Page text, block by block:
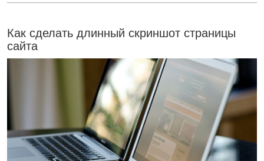
Как сделать длинный скриншот страницы
сайта